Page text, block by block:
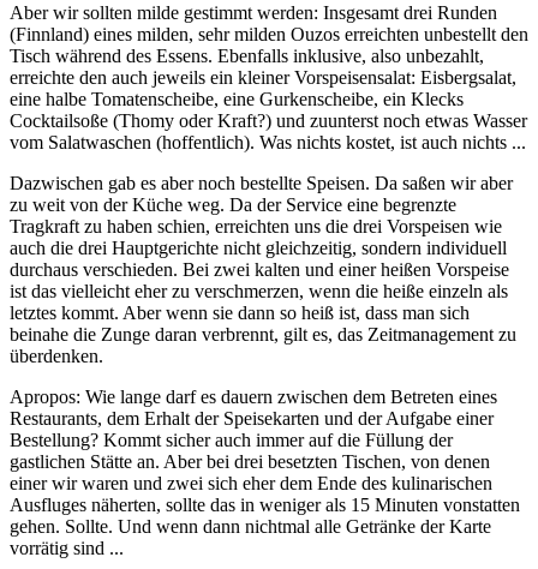
Aber wir sollten milde gestimmt werden: Insgesamt drei Runden
(Finnland) eines milden, sehr milden Ouzos erreichten unbestellt den
Tisch während des Essens. Ebenfalls inklusive, also unbezahlt,
erreichte den auch jeweils ein kleiner Vorspeisensalat: Eisbergsalat,
eine halbe Tomatenscheibe, eine Gurkenscheibe, ein Klecks
Cocktailsoße (Thomy oder Kraft?) und zuunterst noch etwas Wasser
vom Salatwaschen (hoffentlich). Was nichts kostet, ist auch nichts ...
Dazwischen gab es aber noch bestellte Speisen. Da saßen wir aber
zu weit von der Küche weg. Da der Service eine begrenzte
Tragkraft zu haben schien, erreichten uns die drei Vorspeisen wie
auch die drei Hauptgerichte nicht gleichzeitig, sondern individuell
durchaus verschieden. Bei zwei kalten und einer heißen Vorspeise
ist das vielleicht eher zu verschmerzen, wenn die heiße einzeln als
letztes kommt. Aber wenn sie dann so heiß ist, dass man sich
beinahe die Zunge daran verbrennt, gilt es, das Zeitmanagement zu
überdenken.
Apropos: Wie lange darf es dauern zwischen dem Betreten eines
Restaurants, dem Erhalt der Speisekarten und der Aufgabe einer
Bestellung? Kommt sicher auch immer auf die Füllung der
gastlichen Stätte an. Aber bei drei besetzten Tischen, von denen
einer wir waren und zwei sich eher dem Ende des kulinarischen
Ausfluges näherten, sollte das in weniger als 15 Minuten vonstatten
gehen. Sollte. Und wenn dann nichtmal alle Getränke der Karte
vorrätig sind ...